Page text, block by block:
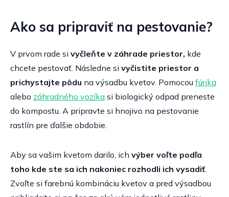
Ako sa pripraviť na pestovanie?
V prvom rade si vyčleňte v záhrade priestor, kde
chcete pestovať. Následne si vyčistite priestor a
prichystajte pôdu na výsadbu kvetov. Pomocou fúrika
alebo záhradného vozíka si biologický odpad preneste
do kompostu. A pripravte si hnojivo na pestovanie
rastlín pre ďalšie obdobie.
Aby sa vašim kvetom darilo, ich výber voľte podľa
toho kde ste sa ich nakoniec rozhodli ich vysadiť.
Zvoľte si farebnú kombináciu kvetov a pred výsadbou